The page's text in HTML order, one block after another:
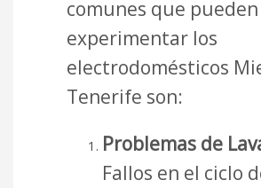
comunes que pueden
experimentar los
electrodomésticos
Tenerife son:
Problemas de
Fallos en el ciclo